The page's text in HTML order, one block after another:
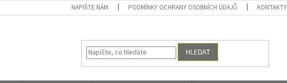
NAPIŠTE NÁM PODMÍNKY OCHRANY OSOBNÍCH ÚDAJŮ KONTAKTY
HLEDAT